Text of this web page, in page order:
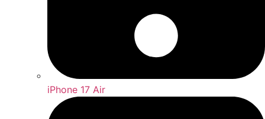
iPhone 17 Air